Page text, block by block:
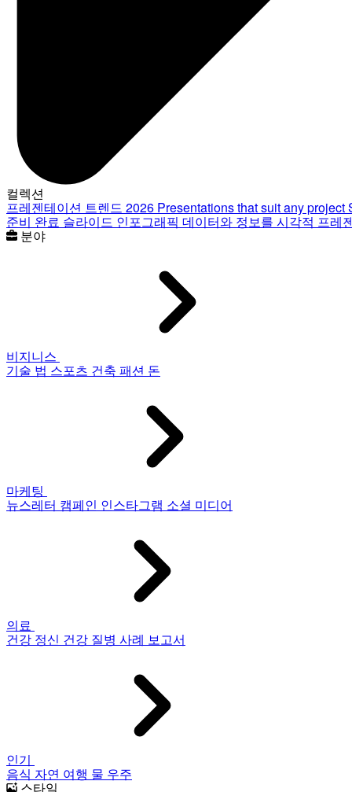
컬렉션
프레젠테이션 트렌드 2026 Presentations that suit any project
준비 완료 슬라이드 인포그래픽 데이터와 정보를 시각적 프레
분야
비지니스
기술 법 스포츠 건축 패션 돈
마케팅
뉴스레터 캠페인 인스타그램 소셜 미디어
의료
건강 정신 건강 질병 사례 보고서
인기
음식 자연 여행 물 우주
스타일